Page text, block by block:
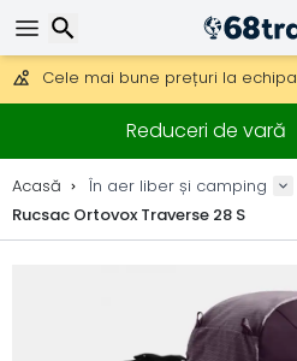
Obțineți transport gratuit la
DHL Express peste noapte, de
30 zile pentru retur, 90 zile
Reduceri de vară
Acasă În aer liber și camping
Rucsac Ortovox Traverse 28 S
Căutare